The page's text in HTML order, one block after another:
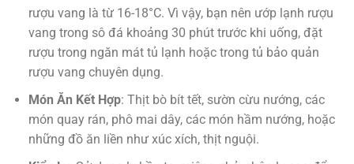
rượu vang là từ 16-18°C. Vì vậy, bạn nên ướp lạnh rượu
vang trong sô đá khoảng 30 phút trước khi uống, đặt
rượu trong ngăn mát tủ lạnh hoặc trong tủ bảo quản
rượu vang chuyên dụng.
Món Ăn Kết Hợp: Thịt bò bít tết, sườn cừu nướng, các
món quay rán, phô mai dây, các món hầm nướng, hoặc
những đồ ăn liền như xúc xích, thịt nguội.